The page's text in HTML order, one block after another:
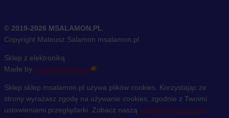
© 2019-2026 MSALAMON.PL
Copyright Mateusz Salamon msalamon.pl
Sklep z elektroniką
Made by cosmonauts.dev
Sklep sklep.msalamon.pl używa plików cookies. Korzystając ze
strony wyrażasz zgodę na używanie cookies, zgodnie z Twoimi
ustawieniami przeglądarki. Zobacz naszą politykę prywatności